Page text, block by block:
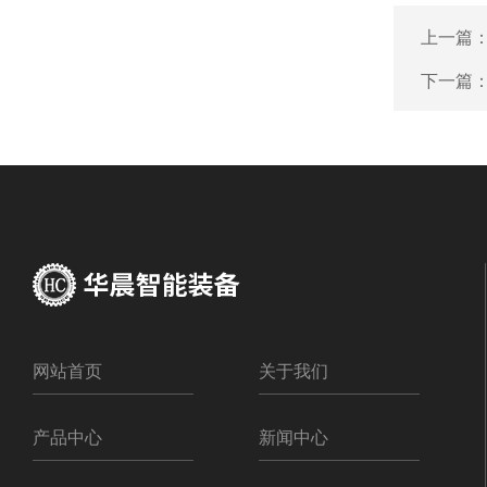
上一篇
下一篇
网站首页 关于我们
产品中心 新闻中心